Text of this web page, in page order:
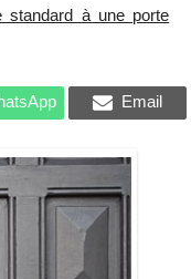
standard à une porte
Email